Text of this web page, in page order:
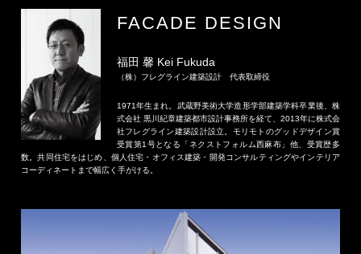
FACADE DESIGN
福田 馨 Kei Fukuda
（株）フレグライン建築設計 代表取締役
1971年生まれ。武蔵野美術大学造形学部建築学科卒業後、株
式会社 黒川紀章建築都市設計事務所を経て、2013年に株式会
社フレグライン建築設計設立。モリモトのグッドデザイン賞
受賞第1号となる「ネクストフォルム西麻布」他、受賞歴多
数。共同住宅をはじめ、個人住宅・オフィス建築・開発コンサルティングやインテリア
コーディネートまで幅広く手がける。